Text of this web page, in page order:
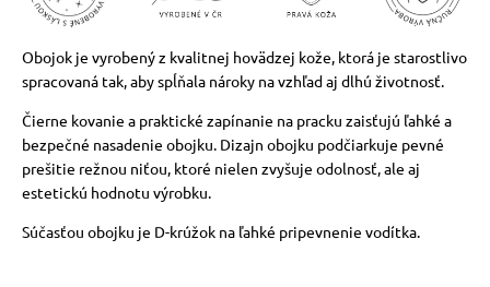
Obojok je vyrobený z kvalitnej hovädzej kože, ktorá je starostlivo
spracovaná tak, aby spĺňala nároky na vzhľad aj dlhú životnosť.
Čierne kovanie a praktické zapínanie na pracku zaisťujú ľahké a
bezpečné nasadenie obojku. Dizajn obojku podčiarkuje pevné
prešitie režnou niťou, ktoré nielen zvyšuje odolnosť, ale aj
estetickú hodnotu výrobku.
Súčasťou obojku je D-krúžok na ľahké pripevnenie vodítka.